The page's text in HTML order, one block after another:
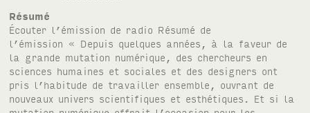
Résumé
Écouter l’émission de radio Résumé de
l’émission « Depuis quelques années, à la faveur de
la grande mutation numérique, des chercheurs en
sciences humaines et sociales et des designers ont
pris l’habitude de travailler ensemble, ouvrant de
nouveaux univers scientifiques et esthétiques. Et si la